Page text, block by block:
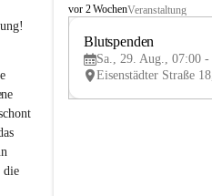
die
B
e
vor 2 WochenVeranstaltung
Blutspenden
Sa., 29. Aug., 07:00 -